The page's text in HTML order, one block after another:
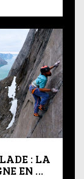
: LA
EN …